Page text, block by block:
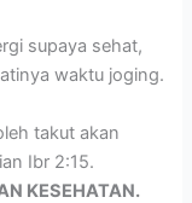
supaya sehat,
waktu joging.
takut akan
Ibr 2:15.
KESEHATAN.